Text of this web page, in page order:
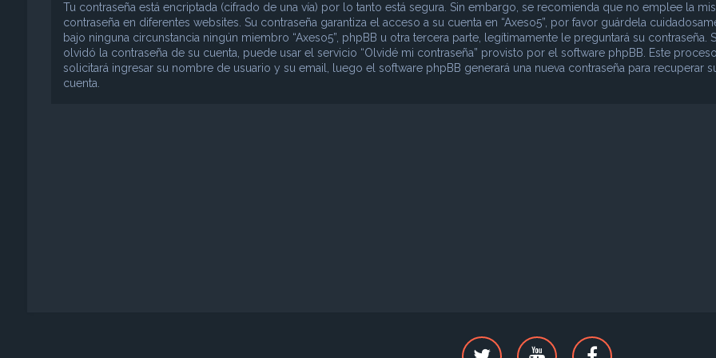
Tu contraseña está encriptada (cifrado de una vía) por lo tanto está segura. Sin embargo, se recomienda que no emplee la
contraseña en diferentes websites. Su contraseña garantiza el acceso a su cuenta en “Axeso5”, por favor guárdela
bajo ninguna circunstancia ningún miembro “Axeso5”, phpBB u otra tercera parte, legítimamente le preguntará su contraseña.
olvidó la contraseña de su cuenta, puede usar el servicio “Olvidé mi contraseña” provisto por el software phpBB. Este
solicitará ingresar su nombre de usuario y su email, luego el software phpBB generará una nueva contraseña para recuperar
cuenta.